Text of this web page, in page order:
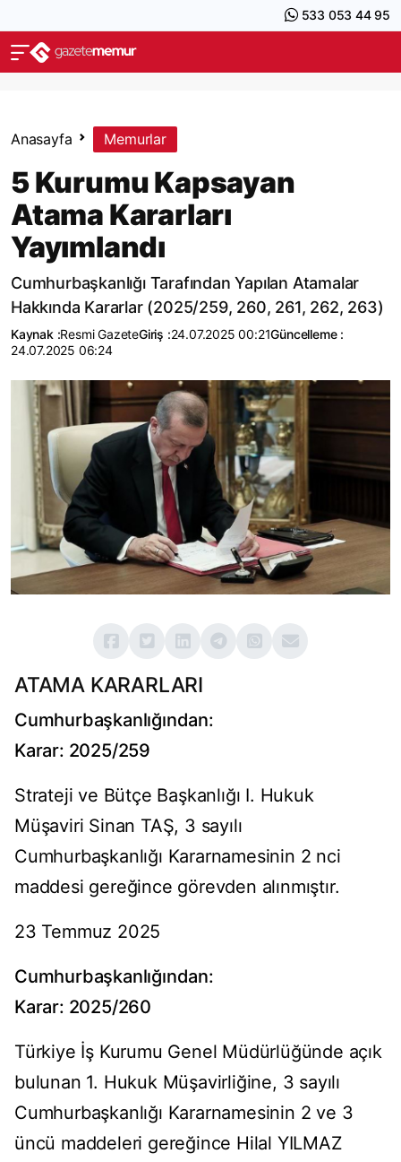
533 053 44 95
Anasayfa Memurlar
5 Kurumu Kapsayan
Atama Kararları
Yayımlandı
Cumhurbaşkanlığı Tarafından Yapılan Atamalar
Hakkında Kararlar (2025/259, 260, 261, 262, 263)
Kaynak :Resmi GazeteGiriş :24.07.2025 00:21Güncelleme :
24.07.2025 06:24
ATAMA KARARLARI
Cumhurbaşkanlığından:
Karar: 2025/259
Strateji ve Bütçe Başkanlığı I. Hukuk
Müşaviri Sinan TAŞ, 3 sayılı
Cumhurbaşkanlığı Kararnamesinin 2 nci
maddesi gereğince görevden alınmıştır.
23 Temmuz 2025
Cumhurbaşkanlığından:
Karar: 2025/260
Türkiye İş Kurumu Genel Müdürlüğünde açık
bulunan 1. Hukuk Müşavirliğine, 3 sayılı
Cumhurbaşkanlığı Kararnamesinin 2 ve 3
üncü maddeleri gereğince Hilal YILMAZ